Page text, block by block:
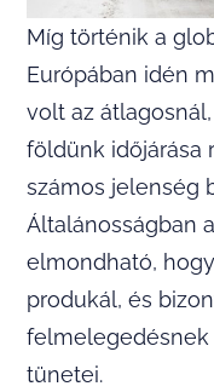
Míg történik a
Európában idén
volt az
földünk időjárása
számos jelenség
Általánosságban
elmondható,
produkál, és
felmelegedésnek
tünetei.